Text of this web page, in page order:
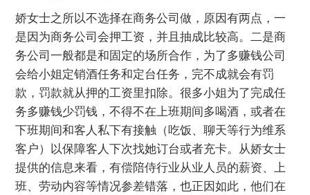
娇女士之所以不选择在商务公司做，原因有两点，一
是因为商务公司会押工资，并且抽成比较高。二是商
务公司一般都是和固定的场所合作，为了多赚钱公司
会给小姐定销酒任务和定台任务，完不成就会有罚
款，罚款就从押的工资里扣除。很多小姐为了完成任
务多赚钱少罚钱，不得不在上班期间多喝酒，或者在
下班期间和客人私下有接触（吃饭、聊天等行为维系
客户）以保障客人下次找她订台或者充卡。从娇女士
提供的信息来看，有偿陪侍行业从业人员的薪资、上
班、劳动内容等情况参差错落，也正因如此，他们在